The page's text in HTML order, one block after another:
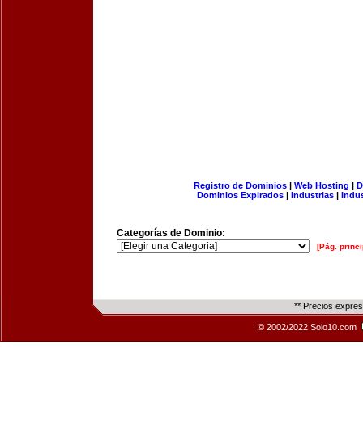
Registro de Dominios| Web Hosting |
Dominios Expirados | Industrias |
Categorías de Dominio:
[Pág.
** Precios
© 2002/2022 Solo10.com